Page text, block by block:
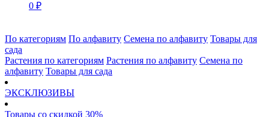
0 ₽
По категориям По алфавиту Семена по алфавиту Товары для
сада
Растения по категориям Растения по алфавиту Семена по
алфавиту Товары для сада
ЭКСКЛЮЗИВЫ
Товары со скидкой 30%